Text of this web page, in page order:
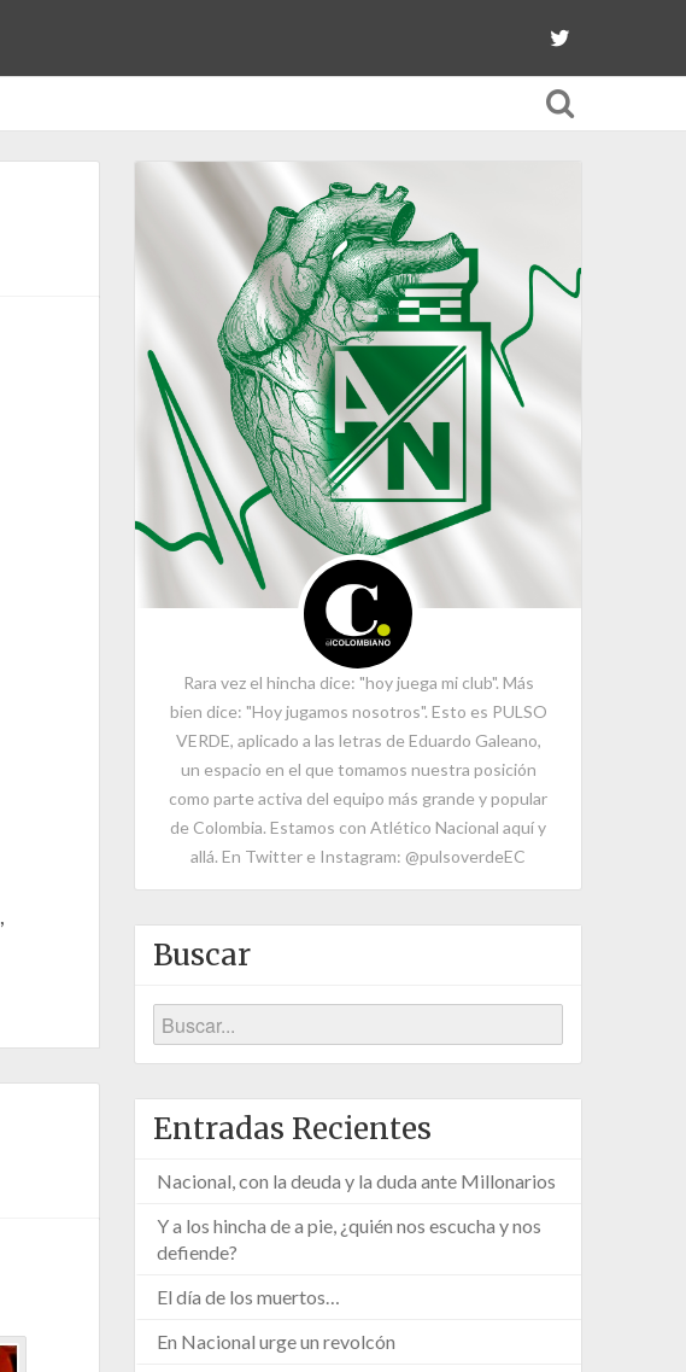
,
Rara vez el hincha dice: "hoy juega mi club". Más
bien dice: "Hoy jugamos nosotros". Esto es PULSO
VERDE, aplicado a las letras de Eduardo Galeano,
un espacio en el que tomamos nuestra posición
como parte activa del equipo más grande y popular
de Colombia. Estamos con Atlético Nacional aquí y
allá. En Twitter e Instagram: @pulsoverdeEC
Buscar
Entradas Recientes
Nacional, con la deuda y la duda ante Millonarios
Y a los hincha de a pie, ¿quién nos escucha y nos
defiende?
El día de los muertos…
En Nacional urge un revolcón